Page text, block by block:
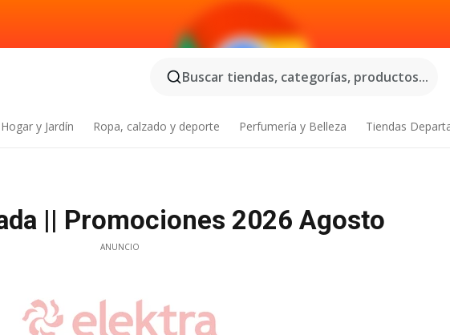
Buscar tiendas, categorías, productos...
Hogar y Jardín Ropa, calzado y deporte Perfumería y Belleza Tiendas
|| Promociones 2026 Agosto
ANUNCIO